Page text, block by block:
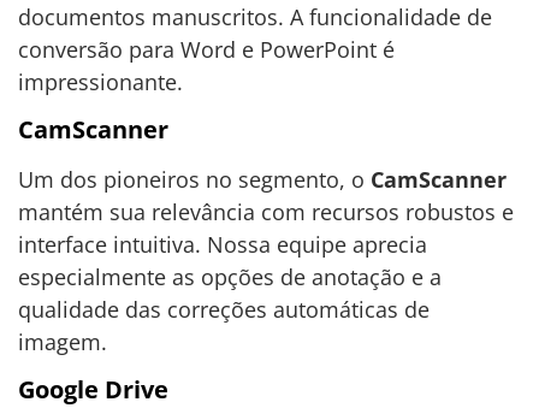
documentos manuscritos. A funcionalidade de
conversão para Word e PowerPoint é
impressionante.
CamScanner
Um dos pioneiros no segmento, o CamScanner
mantém sua relevância com recursos robustos e
interface intuitiva. Nossa equipe aprecia
especialmente as opções de anotação e a
qualidade das correções automáticas de
imagem.
Google Drive